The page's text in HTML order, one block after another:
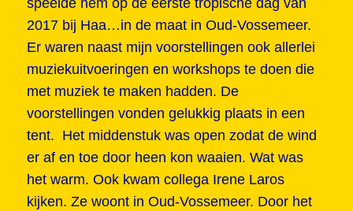
speelde hem op de eerste tropische dag van
2017 bij Haa…in de maat in Oud-Vossemeer.
Er waren naast mijn voorstellingen ook allerlei
muziekuitvoeringen en workshops te doen die
met muziek te maken hadden. De
voorstellingen vonden gelukkig plaats in een
tent. Het middenstuk was open zodat de wind
er af en toe door heen kon waaien. Wat was
het warm. Ook kwam collega Irene Laros
kijken. Ze woont in Oud-Vossemeer. Door het